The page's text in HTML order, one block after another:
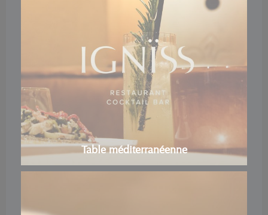
Table méditerranéenne